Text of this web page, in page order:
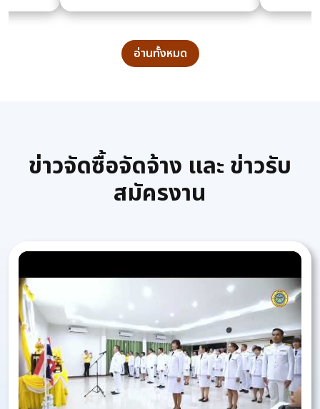
อ่านทั้งหมด
ข่าวจัดซื้อจัดจ้าง และ ข่าวรับ
สมัครงาน